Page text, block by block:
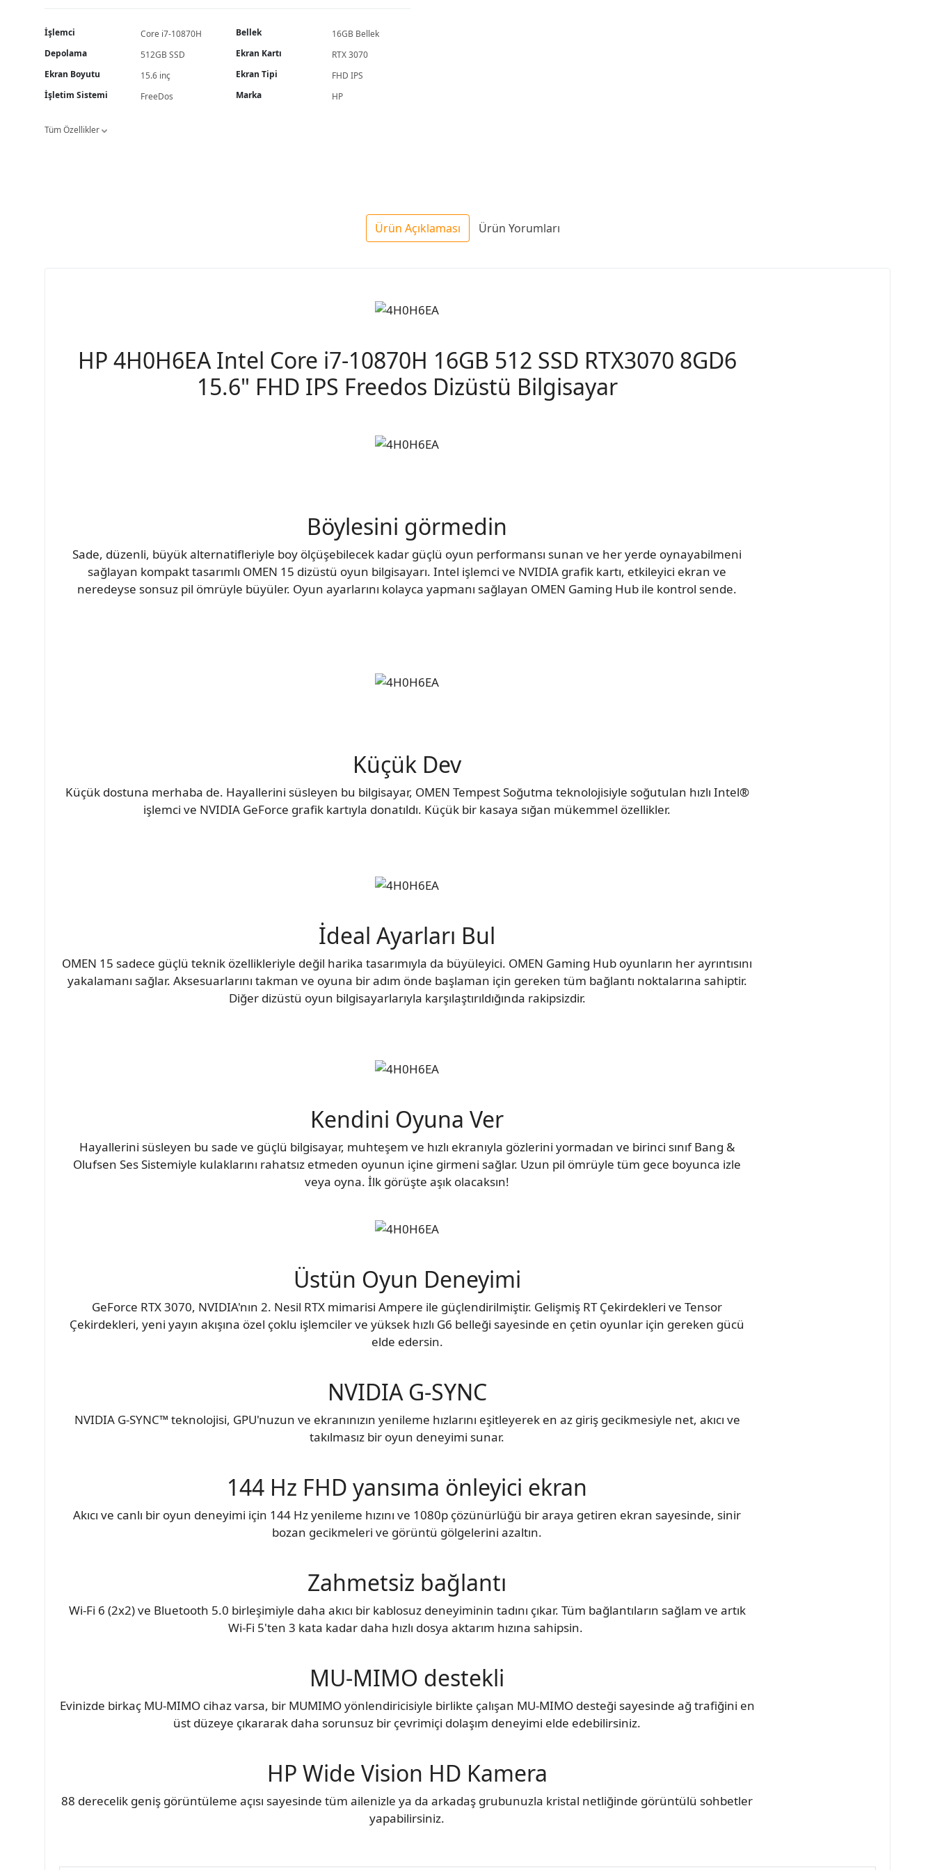
İşlemci Core i7-10870H Bellek
16GB Bellek
Depolama
512GB SSD Ekran Kartı
RTX 3070
Ekran Boyutu
15.6 inç Ekran Tipi
FHD IPS
İşletim Sistemi
FreeDos Marka HP
Tüm Özellikler
Ürün Açıklaması Ürün Yorumları
HP 4H0H6EA Intel Core i7-10870H 16GB 512 SSD RTX3070 8GD6
15.6" FHD IPS Freedos Dizüstü Bilgisayar
Böylesini görmedin
Sade, düzenli, büyük alternatifleriyle boy ölçüşebilecek kadar güçlü oyun performansı sunan ve her yerde oynayabilmeni
sağlayan kompakt tasarımlı OMEN 15 dizüstü oyun bilgisayarı. Intel işlemci ve NVIDIA grafik kartı, etkileyici ekran ve
neredeyse sonsuz pil ömrüyle büyüler. Oyun ayarlarını kolayca yapmanı sağlayan OMEN Gaming Hub ile kontrol sende.
Küçük Dev
Küçük dostuna merhaba de. Hayallerini süsleyen bu bilgisayar, OMEN Tempest Soğutma teknolojisiyle soğutulan hızlı Intel®
işlemci ve NVIDIA GeForce grafik kartıyla donatıldı. Küçük bir kasaya sığan mükemmel özellikler.
İdeal Ayarları Bul
OMEN 15 sadece güçlü teknik özellikleriyle değil harika tasarımıyla da büyüleyici. OMEN Gaming Hub oyunların her ayrıntısını
yakalamanı sağlar. Aksesuarlarını takman ve oyuna bir adım önde başlaman için gereken tüm bağlantı noktalarına sahiptir.
Diğer dizüstü oyun bilgisayarlarıyla karşılaştırıldığında rakipsizdir.
Kendini Oyuna Ver
Hayallerini süsleyen bu sade ve güçlü bilgisayar, muhteşem ve hızlı ekranıyla gözlerini yormadan ve birinci sınıf Bang &
Olufsen Ses Sistemiyle kulaklarını rahatsız etmeden oyunun içine girmeni sağlar. Uzun pil ömrüyle tüm gece boyunca izle
veya oyna. İlk görüşte aşık olacaksın!
Üstün Oyun Deneyimi
GeForce RTX 3070, NVIDIA'nın 2. Nesil RTX mimarisi Ampere ile güçlendirilmiştir. Gelişmiş RT Çekirdekleri ve Tensor
Çekirdekleri, yeni yayın akışına özel çoklu işlemciler ve yüksek hızlı G6 belleği sayesinde en çetin oyunlar için gereken gücü
elde edersin.
NVIDIA G-SYNC
NVIDIA G-SYNC™ teknolojisi, GPU'nuzun ve ekranınızın yenileme hızlarını eşitleyerek en az giriş gecikmesiyle net, akıcı ve
takılmasız bir oyun deneyimi sunar.
144 Hz FHD yansıma önleyici ekran
Akıcı ve canlı bir oyun deneyimi için 144 Hz yenileme hızını ve 1080p çözünürlüğü bir araya getiren ekran sayesinde, sinir
bozan gecikmeleri ve görüntü gölgelerini azaltın.
Zahmetsiz bağlantı
Wi-Fi 6 (2x2) ve Bluetooth 5.0 birleşimiyle daha akıcı bir kablosuz deneyiminin tadını çıkar. Tüm bağlantıların sağlam ve artık
Wi-Fi 5'ten 3 kata kadar daha hızlı dosya aktarım hızına sahipsin.
MU-MIMO destekli
Evinizde birkaç MU-MIMO cihaz varsa, bir MUMIMO yönlendiricisiyle birlikte çalışan MU-MIMO desteği sayesinde ağ trafiğini en
üst düzeye çıkararak daha sorunsuz bir çevrimiçi dolaşım deneyimi elde edebilirsiniz.
HP Wide Vision HD Kamera
88 derecelik geniş görüntüleme açısı sayesinde tüm ailenizle ya da arkadaş grubunuzla kristal netliğinde görüntülü sohbetler
yapabilirsiniz.